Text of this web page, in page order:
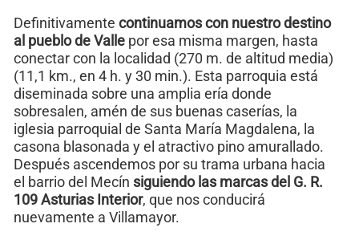
Definitivamente continuamos con nuestro destino
al pueblo de Valle por esa misma margen, hasta
conectar con la localidad (270 m. de altitud media)
(11,1 km., en 4 h. y 30 min.). Esta parroquia está
diseminada sobre una amplia ería donde
sobresalen, amén de sus buenas caserías, la
iglesia parroquial de Santa María Magdalena, la
casona blasonada y el atractivo pino amurallado.
Después ascendemos por su trama urbana hacia
el barrio del Mecín siguiendo las marcas del G. R.
109 Asturias Interior, que nos conducirá
nuevamente a Villamayor.